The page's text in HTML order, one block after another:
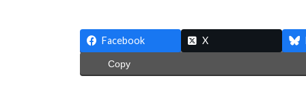
Facebook X
Copy